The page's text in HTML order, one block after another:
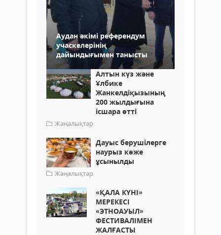
Аудан әкімі референдум
учаскелерінің
дайындығымен танысты
Алтын күз және
Ұлбике
Жанкелдіқызының
200 жылдығына
ісшара өтті
Жаңалықтар
Дауыс берушілерге
наурыз көже
ұсынылды
Жаңалықтар
«ҚАЛА КҮНІ»
МЕРЕКЕСІ
«ЭТНОАУЫЛ»
ФЕСТИВАЛІМЕН
ЖАЛҒАСТЫ